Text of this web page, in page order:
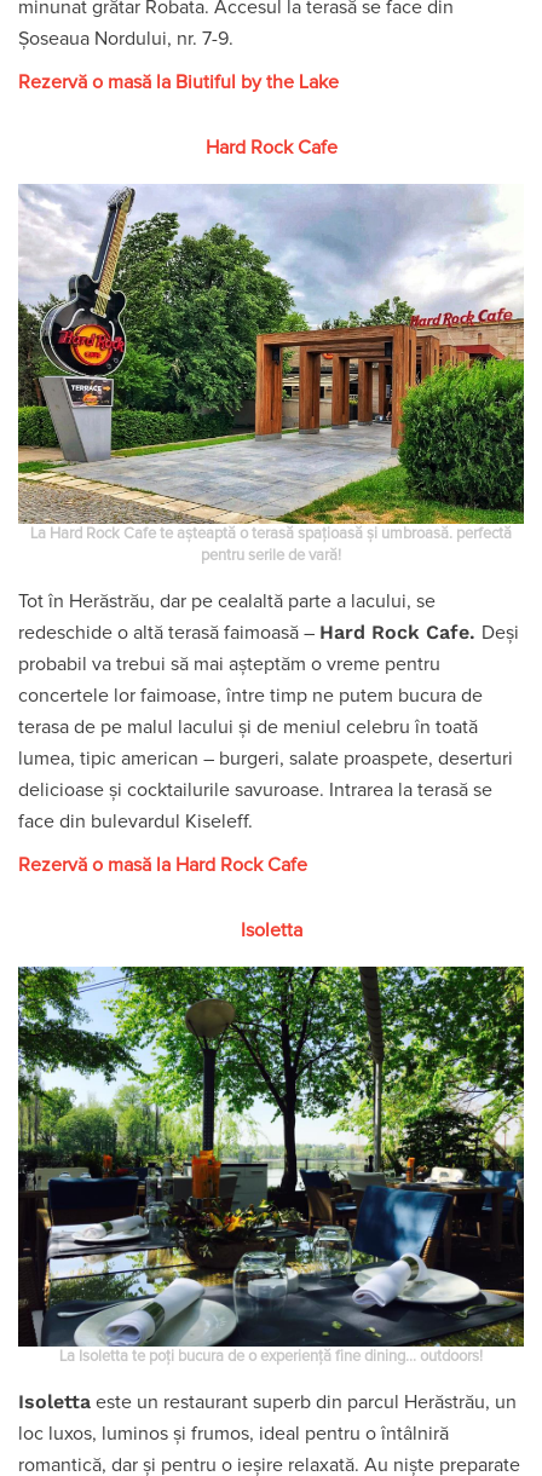
minunat grătar Robata. Accesul la terasă se face din
Șoseaua Nordului, nr. 7-9.
Rezervă o masă la Biutiful by the Lake
Hard Rock Cafe
La Hard Rock Cafe te așteaptă o terasă spațioasă și umbroasă. perfectă
pentru serile de vară!
Tot în Herăstrău, dar pe cealaltă parte a lacului, se
redeschide o altă terasă faimoasă – Hard Rock Cafe. Deși
probabil va trebui să mai așteptăm o vreme pentru
concertele lor faimoase, între timp ne putem bucura de
terasa de pe malul lacului și de meniul celebru în toată
lumea, tipic american – burgeri, salate proaspete, deserturi
delicioase și cocktailurile savuroase. Intrarea la terasă se
face din bulevardul Kiseleff.
Rezervă o masă la Hard Rock Cafe
Isoletta
La Isoletta te poți bucura de o experiență fine dining… outdoors!
Isoletta este un restaurant superb din parcul Herăstrău, un
loc luxos, luminos și frumos, ideal pentru o întâlniră
romantică, dar și pentru o ieșire relaxată. Au niște preparate